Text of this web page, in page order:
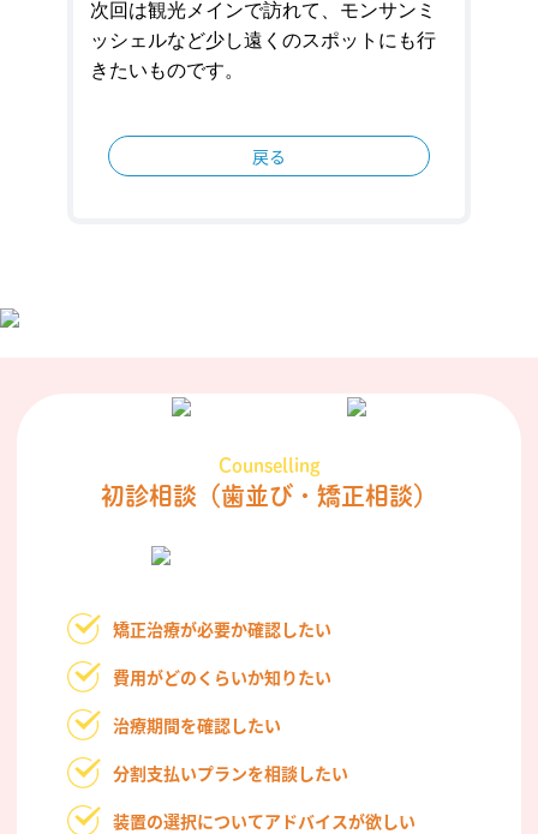
次回は観光メインで訪れて、モンサンミ
ッシェルなど少し遠くのスポットにも行
きたいものです。
戻る
Counselling
初診相談 （歯並び・矯正相談）
矯正治療が必要か確認したい
費用がどのくらいか知りたい
治療期間を確認したい
分割支払いプランを相談したい
装置の選択についてアドバイスが欲しい